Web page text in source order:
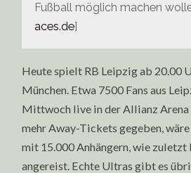
Fußball möglich machen
aces.de]
Heute spielt RB Leipzig ab 20.00
München. Etwa 7500 Fans aus
Mittwoch live in der Allianz Arena
mehr Away-Tickets gegeben,
mit 15.000 Anhängern, wie zuletzt
angereist. Echte Ultras gibt es